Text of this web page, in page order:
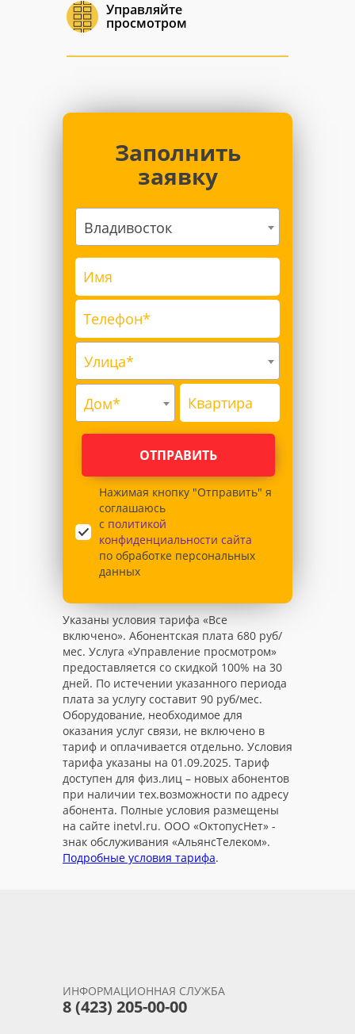
Управляйте
просмотром
Заполнить
заявку
Владивосток
Улица*
Дом*
ОТПРАВИТЬ
Нажимая кнопку "Отправить" я
соглашаюсь
с политикой
конфиденциальности сайта
по обработке персональных
данных
Указаны условия тарифа «Все
включено». Абонентская плата 680 руб/
мес. Услуга «Управление просмотром»
предоставляется со скидкой 100% на 30
дней. По истечении указанного периода
плата за услугу составит 90 руб/мес.
Оборудование, необходимое для
оказания услуг связи, не включено в
тариф и оплачивается отдельно. Условия
тарифа указаны на 01.09.2025. Тариф
доступен для физ.лиц – новых абонентов
при наличии тех.возможности по адресу
абонента. Полные условия размещены
на сайте inetvl.ru. ООО «ОктопусНет» -
знак обслуживания «АльянсТелеком».
Подробные условия тарифа.
ИНФОРМАЦИОННАЯ СЛУЖБА
8 (423) 205-00-00